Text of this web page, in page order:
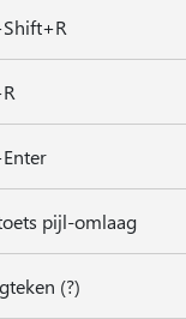
pijl-omlaag
(?)